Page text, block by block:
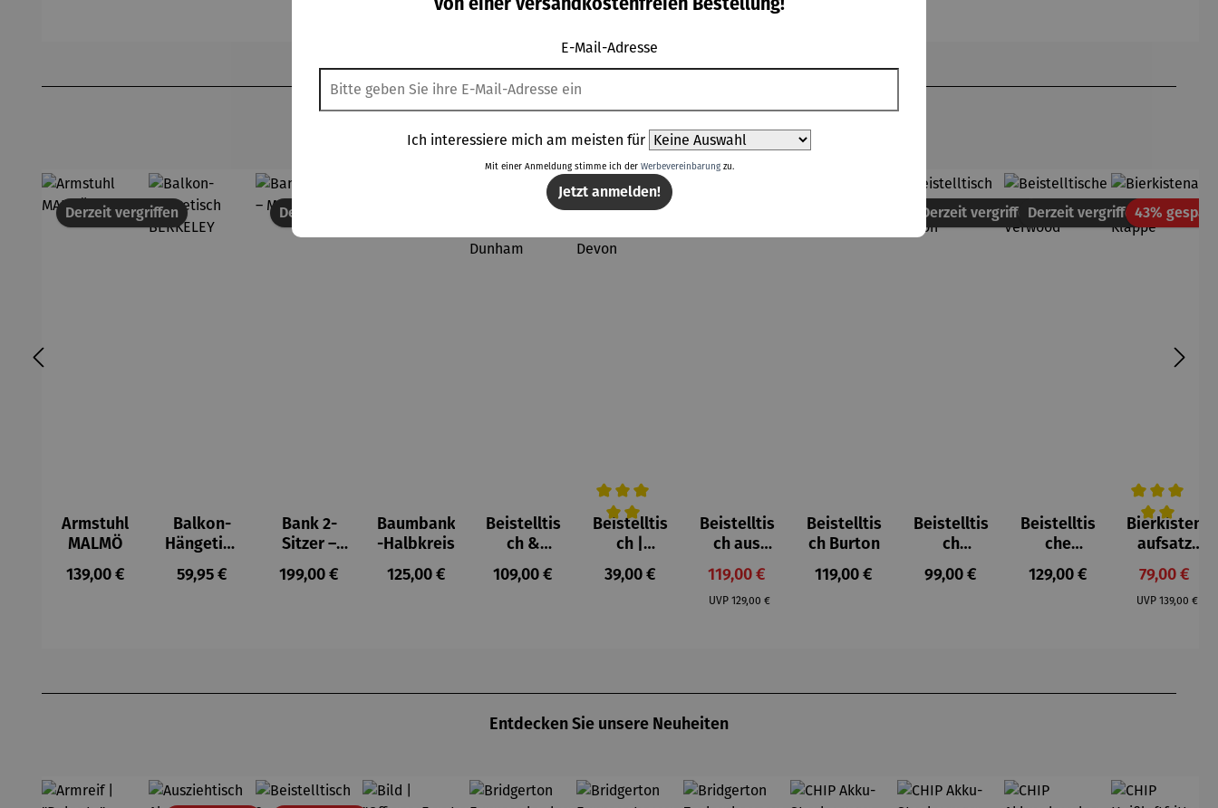
Topseller aus der Kategorie Gartenmöbel
Derzeit vergriffen
Armstuhl
MALMÖ
Regulärer Preis:
139,00 €
Balkon-
Hängetisc
BERKELEY
Regulärer Preis:
59,95 €
Derzeit vergriffen
Bank 2-
Sitzer –
MALMÖ
Regulärer Preis:
199,00 €
Baumbank
-Halbkreis
Regulärer Preis:
125,00 €
Beistelltis
ch &
Hocker |
Teakholz –
Regulärer Preis:
109,00 €
Durchschnittliche Bewertung von 5 von 5 Sternen
Beistelltis
ch |
klappbar
Teakholz –
Regulärer Preis:
39,00 €
Beistelltis
ch aus
Teakholz
3er Set
Verkaufspreis:
119,00 €
UVP Regulärer Preis:
129,00 €
Beistelltis
ch Burton
Regulärer Preis:
119,00 €
Derzeit vergriffen
Beistelltis
ch
Teakholz
rund –
Regulärer Preis:
99,00 €
Derzeit vergriffen
Beistelltis
che
Teakholz –
Verwood
Regulärer Preis:
129,00 €
43% gespart
Bierkisten
aufsatz
Teak mit
Klappe
79,00 €
UVP Regulärer
139,00 €
Entdecken Sie unsere Neuheiten
E-Mail-Adresse
Ich interessiere mich am meisten für
Mit einer Anmeldung stimme ich der Werbevereinbarungzu.
Jetzt anmelden!